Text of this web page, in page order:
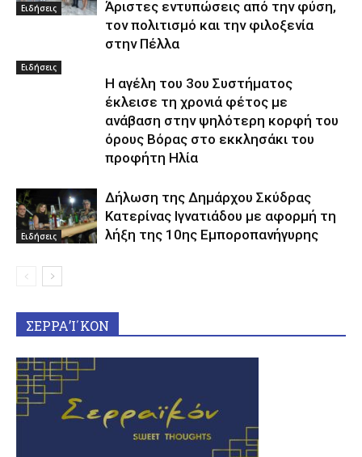
Ειδήσεις
Άριστες εντυπώσεις από την φύση,
τον πολιτισμό και την φιλοξενία
στην Πέλλα
Ειδήσεις
Η αγέλη του 3ου Συστήματος
έκλεισε τη χρονιά φέτος με
ανάβαση στην ψηλότερη κορφή του
όρους Βόρας στο εκκλησάκι του
προφήτη Ηλία
Ειδήσεις
Δήλωση της Δημάρχου Σκύδρας
Κατερίνας Ιγνατιάδου με αφορμή τη
λήξη της 10ης Εμποροπανήγυρης
ΣΕΡΡΑ’Ι΄ΚΟΝ